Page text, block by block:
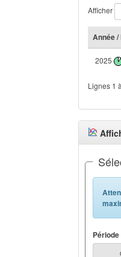
Afficher
Année /
2025
Lignes 1
Période